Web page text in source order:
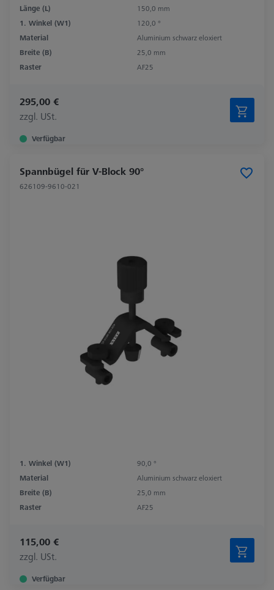
Länge (L)
150,0 mm
1. Winkel (W1)
120,0 °
Material
Aluminium schwarz eloxiert
Breite (B)
25,0 mm
Raster
AF25
295,00 €
zzgl. USt.
Verfügbar
Spannbügel für V-Block 90°
626109-9610-021
1. Winkel (W1)
90,0 °
Material
Aluminium schwarz eloxiert
Breite (B)
25,0 mm
Raster
AF25
115,00 €
zzgl. USt.
Verfügbar